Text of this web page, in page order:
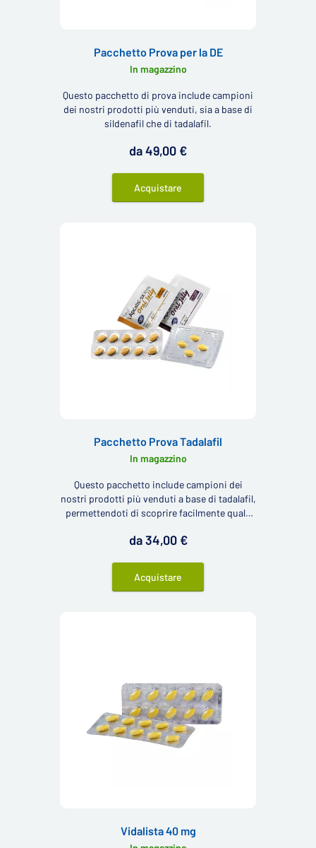
Pacchetto Prova per la DE
In magazzino
Questo pacchetto di prova include campioni
dei nostri prodotti più venduti, sia a base di
sildenafil che di tadalafil.
da 49,00 €
Acquistare
Pacchetto Prova Tadalafil
In magazzino
Questo pacchetto include campioni dei
nostri prodotti più venduti a base di tadalafil,
permettendoti di scoprire facilmente quale
da 34,00 €
Acquistare
Vidalista 40 mg